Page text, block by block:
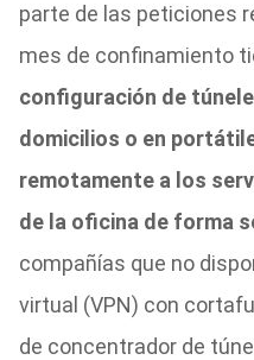
parte de las peticiones
mes de confinamiento
configuración de
domicilios o en
remotamente a los
de la oficina de forma
compañías que no
virtual (VPN) con
de concentrador de